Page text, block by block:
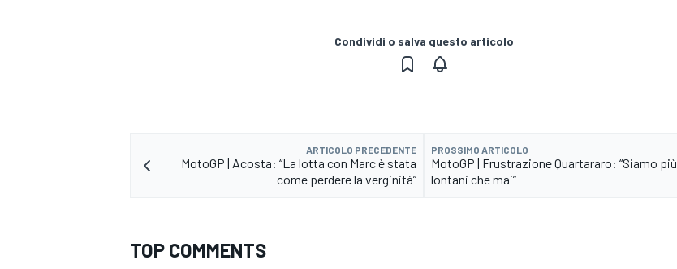
Condividi o salva questo articolo
ARTICOLO PRECEDENTE
MotoGP | Acosta: “La lotta con Marc è stata
come perdere la verginità”
PROSSIMO ARTICOLO
MotoGP | Frustrazione Quartararo: “Siamo più
lontani che mai”
TOP COMMENTS